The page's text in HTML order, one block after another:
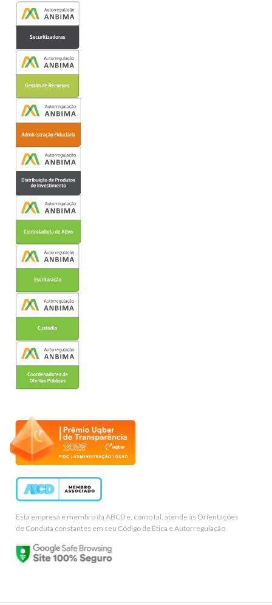
Esta empresa é membro da ABCD e, como tal, atende às Orientações
de Conduta constantes em seu Código de Ética e Autorregulação